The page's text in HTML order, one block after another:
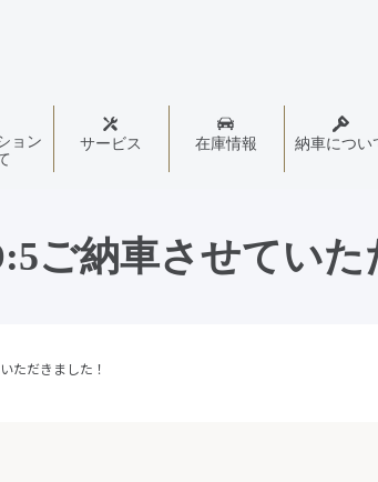
ョン
サービス 在庫情報 納車につい
ご納車させていた
ただきました！